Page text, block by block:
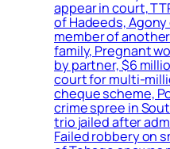
appear in court,
of Hadeeds,
member of
family, Pregnant
by partner, $6
court for multi-
cheque scheme,
crime spree in
trio jailed after
Failed robbery on